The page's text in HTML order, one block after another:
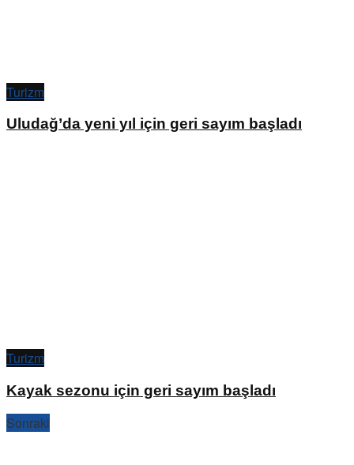
Turizm
Uludağ’da yeni yıl için geri sayım başladı
Turizm
Kayak sezonu için geri sayım başladı
Sonraki